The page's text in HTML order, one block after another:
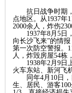
抗日战争时期
点地区。从1937年
2000余人，炸伤
1937年8月5日
向长沙飞来”的情
第一次防空警报。
人，炸毁房屋54栋
1938年2月9日
火车东站、新河飞
同年4月10日
生、居民、游客